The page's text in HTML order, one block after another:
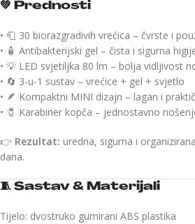
💚 Prednosti
• 🧻 30 biorazgradivih vrećica – čvrste i
• 🧴 Antibakterijski gel – čista i sigurna
• 💡 LED svjetiljka 80 lm – bolja vidljivost
• 🔄 3-u-1 sustav – vrećice + gel + svjetlo
• 🪶 Kompaktni MINI dizajn – lagan i
• 🧷 Karabiner kopča – jednostavno
👉 Rezultat: uredna, sigurna i
dana.
🧵 Sastav & Materijali
Tijelo: dvostruko gumirani ABS plastika